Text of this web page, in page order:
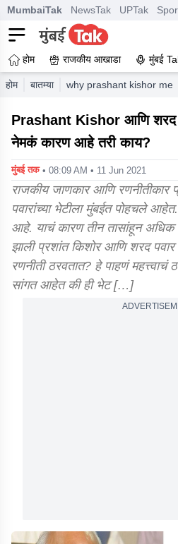
MumbaiTak NewsTak UPTak
होम राजकीय आखाडा मुंबई
होम बातम्या why prashant kishor
Prashant Kishor आणि शरद
नेमकं कारण आहे तरी काय?
मुंबई तक • 08:09 AM • 11 Jun 2021
राजकीय जाणकार आणि रणनीतीकार
पवारांच्या भेटीला मुंबईत पोहचले
आहे. याचं कारण तीन तासांहून अधिक
झाली प्रशांत किशोर आणि शरद
रणनीती ठरवतात? हे पाहणं
सांगत आहेत की ही भेट […]